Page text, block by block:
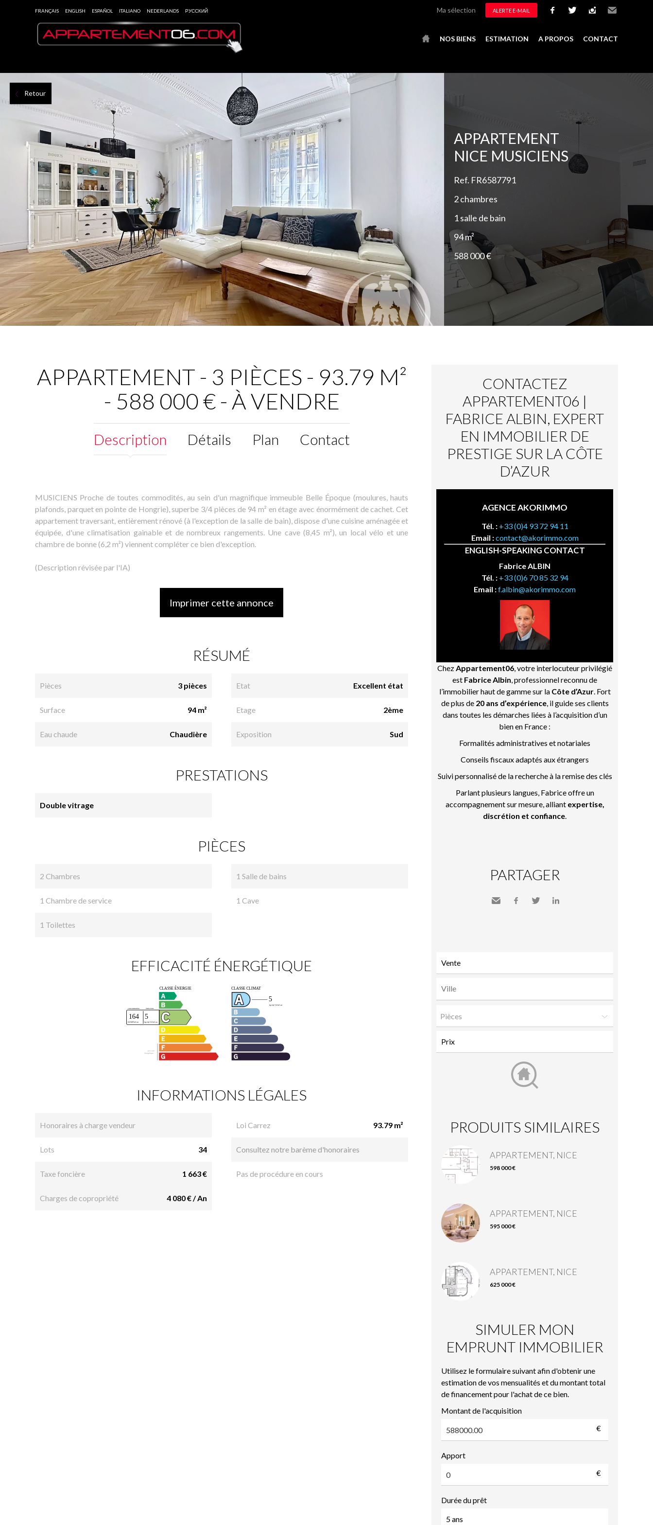
FRANÇAIS ENGLISH ESPAÑOL ITALIANO NEDERLANDS РУССКИЙ Ma sélection ALERTE E-MAIL
NOS BIENS ESTIMATION A PROPOS CONTACT
Retour
APPARTEMENT
NICE MUSICIENS
Ref. FR6587791
2 chambres
1 salle de bain
94 m²
588 000 €
APPARTEMENT - 3 PIÈCES - 93.79 M²
- 588 000 € - À VENDRE
Description Détails Plan Contact
MUSICIENS Proche de toutes commodités, au sein d'un magnifique immeuble Belle Époque (moulures, hauts
plafonds, parquet en pointe de Hongrie), superbe 3/4 pièces de 94 m² en étage avec énormément de cachet. Cet
appartement traversant, entièrement rénové (à l'exception de la salle de bain), dispose d'une cuisine aménagée et
équipée, d'une climatisation gainable et de nombreux rangements. Une cave (8,45 m²), un local vélo et une
chambre de bonne (6,2 m²) viennent compléter ce bien d'exception.
(Description révisée par l'IA)
Imprimer cette annonce
RÉSUMÉ
Pièces 3 pièces
Surface 94 m²
Eau chaude Chaudière
Etat Excellent état
Etage 2ème
Exposition Sud
PRESTATIONS
Double vitrage
PIÈCES
2 Chambres
1 Chambre de service
1 Toilettes
1 Salle de bains
1 Cave
EFFICACITÉ ÉNERGÉTIQUE
INFORMATIONS LÉGALES
Honoraires à charge vendeur
Lots 34
Taxe foncière 1 663 €
Charges de copropriété 4 080 € / An
Loi Carrez 93.79 m²
Consultez notre barème d'honoraires
Pas de procédure en cours
CONTACTEZ
APPARTEMENT06 |
FABRICE ALBIN, EXPERT
EN IMMOBILIER DE
PRESTIGE SUR LA CÔTE
D’AZUR
AGENCE AKORIMMO
Tél. : +33 (0)4 93 72 94 11
Email :contact@akorimmo.com
ENGLISH-SPEAKING CONTACT
Fabrice ALBIN
Tél. : +33 (0)6 70 85 32 94
Email :f.albin@akorimmo.com
ChezAppartement06, votre interlocuteur privilégié
est Fabrice Albin, professionnel reconnu de
l’immobilier haut de gamme sur la Côte d’Azur. Fort
de plus de 20 ans d’expérience, il guide ses clients
dans toutes les démarches liées à l’acquisition d’un
bien en France :
Formalités administratives et notariales
Conseils fiscaux adaptés aux étrangers
Suivi personnalisé de la recherche à la remise des clés
Parlant plusieurs langues, Fabrice offre un
accompagnement sur mesure, alliant expertise,
discrétion et confiance.
PARTAGER
Pièces
PRODUITS SIMILAIRES
APPARTEMENT, NICE
598 000 €
APPARTEMENT, NICE
595 000 €
APPARTEMENT, NICE
625 000 €
SIMULER MON
EMPRUNT IMMOBILIER
Utilisez le formulaire suivant afin d'obtenir une
estimation de vos mensualités et du montant total
de financement pour l'achat de ce bien.
Montant de l'acquisition
€
Apport
€
Durée du prêt